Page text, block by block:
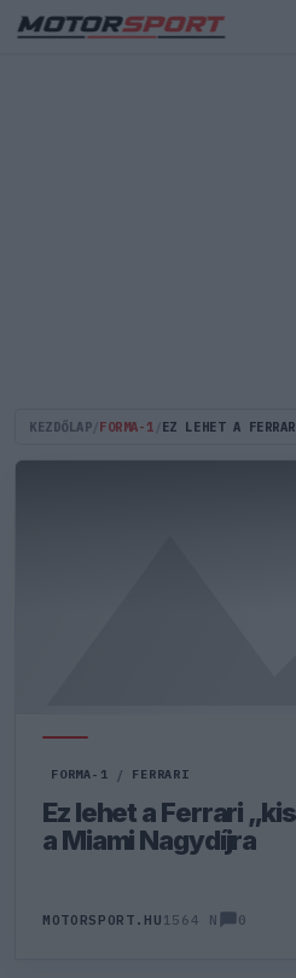
KEZDŐLAP FORMA-1
FORMA-1 / FERRARI
Ez lehet a Ferrari
a Miami Nagydíjra
MOTORSPORT.HU 1564 N 0